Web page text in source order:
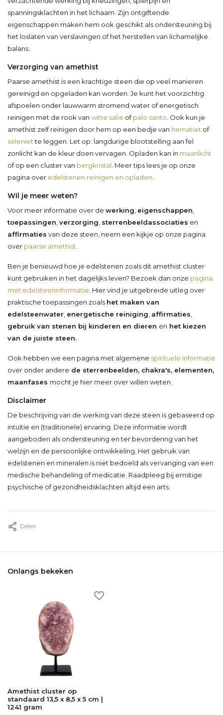
spanningsklachten in het lichaam. Zijn ontgiftende
eigenschappen maken hem ook geschikt als ondersteuning bij
het loslaten van verslavingen of het herstellen van lichamelijke
balans.
Verzorging van amethist
Paarse amethist is een krachtige steen die op veel manieren
gereinigd en opgeladen kan worden. Je kunt het voorzichtig
afspoelen onder lauwwarm stromend water of energetisch
reinigen met de rook van witte salie ofpalo santo . Ook kun je
amethist zelf reinigen door hem op een bedje van hematiet of
seleniette leggen. Let op: langdurige blootstelling aan fel
zonlicht kan de kleur doen vervagen. Opladen kan in maanlicht
of op een cluster van bergkristal . Meer tips lees je op onze
pagina over edelstenen reinigen en opladen
Wil je meer weten?
Voor meer informatie over de werking eigenschappen
toepassingen verzorging sterrenbeeldassociaties en
affirmaties van deze steen, neem een kijkje op onze pagina
over paarse amethist
Ben je benieuwd hoe je edelstenen zoals dit amethist cluster
kunt gebruiken in het dagelijks leven? Bezoek dan onze pagina
met edelsteeninformatie . Hier vind je uitgebreide uitleg over
praktische toepassingen zoals het maken van
edelsteenwater energetische reiniging affirmaties
gebruik van stenen bij kinderen en dieren en het kiezen
van de juiste steen.
Ook hebben we een pagina met algemene spirituele informatie
over onder andere de sterrenbeelden, chakra's, elementen,
maanfases mocht je hier meer over willen weten.
Disclaimer
De beschrijving van de werking van deze steen is gebaseerd op
intuïtie en (traditionele) ervaring. Deze informatie wordt
aangeboden als ondersteuning en ter bevordering van het
welzijn en de persoonlijke ontwikkeling. Het gebruik van
edelstenen en mineralen is niet bedoeld als vervanging van een
medische behandeling of medicatie. Raadpleeg bij ernstige
psychische of gezondheidsklachten altijd een arts.
Delen
Onlangs bekeken
Amethist cluster op
standaard 13,5 x 8,5 x 5 cm |
1241 gram